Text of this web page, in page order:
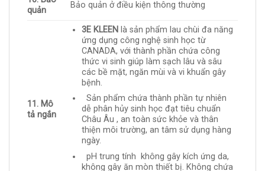
quản
Bảo quản ở điều kiện thông thường
11. Mô
tả ngắn
3E KLEEN là sản phẩm lau chùi đa năng
ứng dụng công nghệ sinh học từ
CANADA, với thành phần chứa công
thức vi sinh giúp làm sạch lâu và sâu
các bề mặt, ngăn mùi và vi khuẩn gây
bệnh.
Sản phẩm chứa thành phần tự nhiên
dễ phân hủy sinh học đạt tiêu chuẩn
Châu Âu , an toàn sức khỏe và thân
thiện môi trường, an tâm sử dụng hàng
ngày.
pH trung tính không gây kích ứng da,
không gây ăn mòn thiết bị. Không chứa